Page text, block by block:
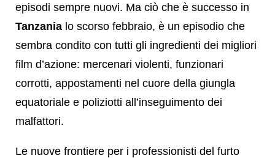
episodi sempre nuovi. Ma ciò che è successo in
Tanzania lo scorso febbraio, è un episodio che
sembra condito con tutti gli ingredienti dei migliori
film d’azione: mercenari violenti, funzionari
corrotti, appostamenti nel cuore della giungla
equatoriale e poliziotti all’inseguimento dei
malfattori.
Le nuove frontiere per i professionisti del furto